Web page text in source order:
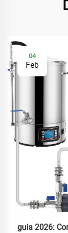
04
Feb
guia 2026: